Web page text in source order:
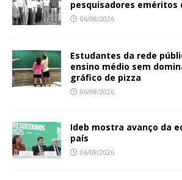
pesquisadores eméritos
06/08/2026
Estudantes da rede
ensino médio sem
gráfico de pizza
06/08/2026
Ideb mostra avanço da
país
06/08/2026